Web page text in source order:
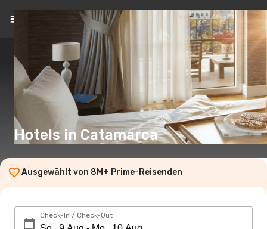
DE(€)
Hotels in Catamarca
Ausgewählt von 8M+ Prime-Reisenden
Check-In / Check-Out